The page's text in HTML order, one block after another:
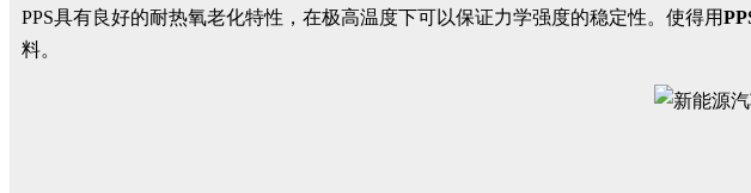
PPS具有良好的耐热氧老化特性，在极高温度下可以保证力学强度的稳定性。使得用
料。